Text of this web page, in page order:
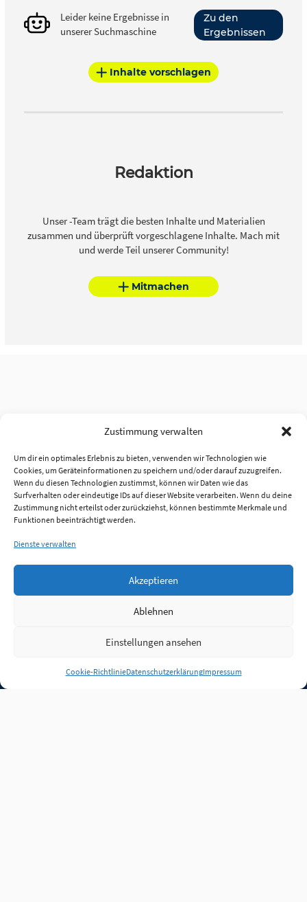
Zustimmung verwalten
Um dir ein optimales Erlebnis zu bieten, verwenden wir Technologien wie
Cookies, um Geräteinformationen zu speichern und/oder darauf zuzugreifen.
Wenn du diesen Technologien zustimmst, können wir Daten wie das
Surfverhalten oder eindeutige IDs auf dieser Website verarbeiten. Wenn du deine
Zustimmung nicht erteilst oder zurückziehst, können bestimmte Merkmale und
Funktionen beeinträchtigt werden.
Dienste verwalten
Akzeptieren
Ablehnen
Einstellungen ansehen
Cookie-RichtlinieDatenschutzerklärungImpressum
Leider keine Ergebnisse in
unserer Suchmaschine
Zu den
Ergebnissen
Inhalte vorschlagen
Redaktion
Unser -Team trägt die besten Inhalte und Materialien
zusammen und überprüft vorgeschlagene Inhalte. Mach mit
und werde Teil unserer Community!
Mitmachen
Anmelden
Jobs Partner FAQ Quellen